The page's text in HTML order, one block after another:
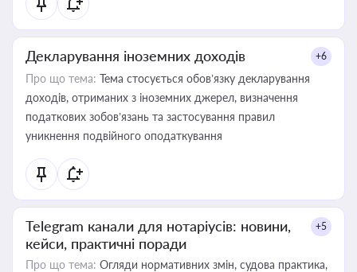
Декларування іноземних доходів +6
Про що тема: Тема стосується обов’язку декларування
доходів, отриманих з іноземних джерел, визначення
податкових зобов’язань та застосування правил
уникнення подвійного оподаткування
Telegram канали для нотаріусів: новини,
кейси, практичні поради
+5
Про що тема: Огляди нормативних змін, судова практика,